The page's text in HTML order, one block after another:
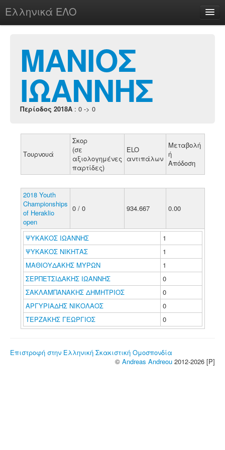
Ελληνικά ΕΛΟ
chesstu.be @ discord
Login
ΜΑΝΙΟΣ
ΙΩΑΝΝΗΣ
Περίοδος 2018A : 0 -> 0
Τουρνουά
Σκορ
(σε
αξιολογημένες
παρτίδες)
ELO
αντιπάλων
Μεταβολή
ή
Απόδοση
2018 Youth
Championships
of Heraklio
open
0 / 0 934.667 0.00
ΨΥΚΑΚΟΣ ΙΩΑΝΝΗΣ
1
ΨΥΚΑΚΟΣ ΝΙΚΗΤΑΣ
1
ΜΑΘΙΟΥΔΑΚΗΣ ΜΥΡΩΝ
1
ΣΕΡΠΕΤΣΙΔΑΚΗΣ ΙΩΑΝΝΗΣ
0
ΣΑΚΛΑΜΠΑΝΑΚΗΣ ΔΗΜΗΤΡΙΟΣ
0
ΑΡΓΥΡΙΑΔΗΣ ΝΙΚΟΛΑΟΣ
0
ΤΕΡΖΑΚΗΣ ΓΕΩΡΓΙΟΣ
0
Επιστροφή στην Ελληνική Σκακιστική Ομοσπονδία
© Andreas Andreou 2012-2026 [P]